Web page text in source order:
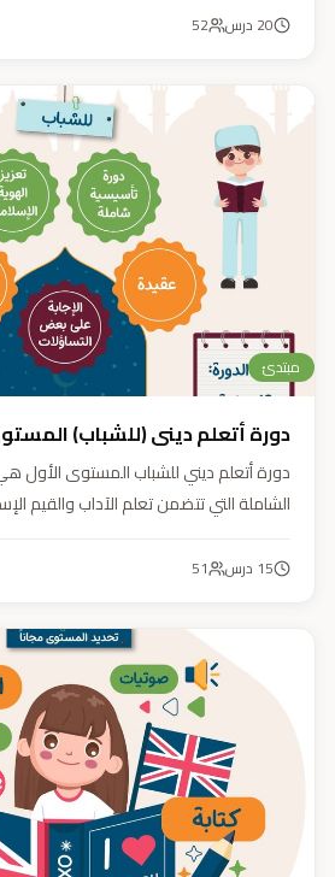
والمحادثات. يهدف البرنامج إلى تعزيز قدرات
20 درس 52
مبتدئ
دورة أتعلم ديني (للشباب)
دورة أتعلم ديني للشباب المستوى الأول
الشاملة التي تتضمن تعلم الآداب والقيم
السيرة النبوية (فقه، عقيدة، سيرة).
15 درس 51